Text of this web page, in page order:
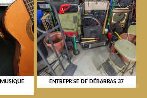
ENTREPRISE DE DÉBARRAS 37